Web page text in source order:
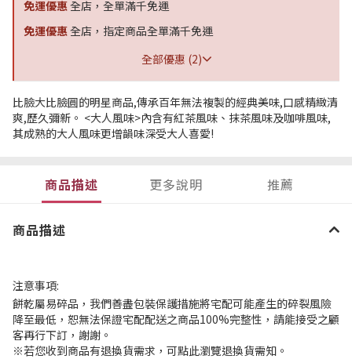
免運優惠全店，全單滿千免運
免運優惠全店，指定商品全單滿千免運
全部優惠 (2)
比臉大比臉圓的明星商品,傳承百年無法複製的經典美味,口感精緻清
爽,歷久彌新。 <大人風味>內含有紅茶風味、抹茶風味及咖啡風味,
其成熟的大人風味更增韻味深受大人喜愛!
商品描述 更多說明 推薦
商品描述
注意事項:
餅乾屬易碎品，我們善盡包裝保護措施將宅配可能產生的碎裂風險
降至最低，恕無法保證宅配配送之商品100%完整性，請能接受之顧
客再行下訂，謝謝。
※若您收到商品有退換貨需求，可點此瀏覽退換貨需知。